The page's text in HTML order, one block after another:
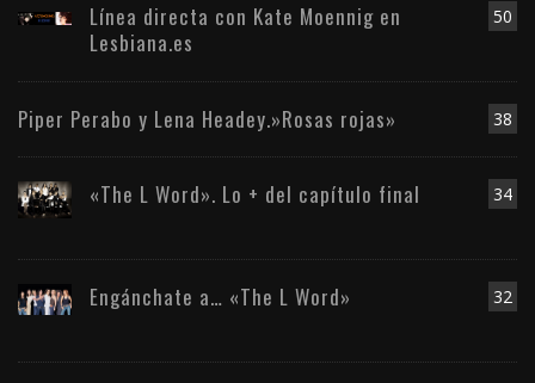
50
Línea directa con Kate Moennig en
Lesbiana.es
38
Piper Perabo y Lena Headey.»Rosas rojas»
34
«The L Word». Lo + del capítulo final
32
Engánchate a… «The L Word»